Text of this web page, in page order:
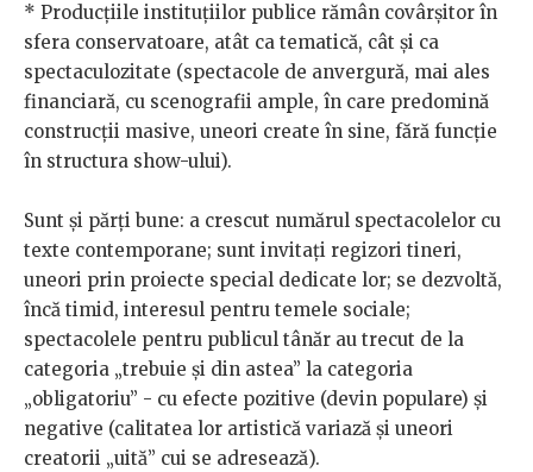
* Producţiile instituţiilor publice rămân covârşitor în
sfera conservatoare, atât ca tematică, cât şi ca
spectaculozitate (spectacole de anvergură, mai ales
financiară, cu scenografii ample, în care predomină
construcţii masive, uneori create în sine, fără funcţie
în structura show-ului).
Sunt şi părți bune: a crescut numărul spectacolelor cu
texte contemporane; sunt invitaţi regizori tineri,
uneori prin proiecte special dedicate lor; se dezvoltă,
încă timid, interesul pentru temele sociale;
spectacolele pentru publicul tânăr au trecut de la
categoria „trebuie şi din astea” la categoria
„obligatoriu” - cu efecte pozitive (devin populare) şi
negative (calitatea lor artistică variază şi uneori
creatorii „uită” cui se adresează).